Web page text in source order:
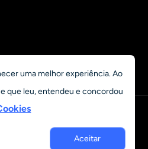
Tech Software Limited. All rights
uma melhor experiência. Ao
que leu, entendeu e concordou
Aceitar